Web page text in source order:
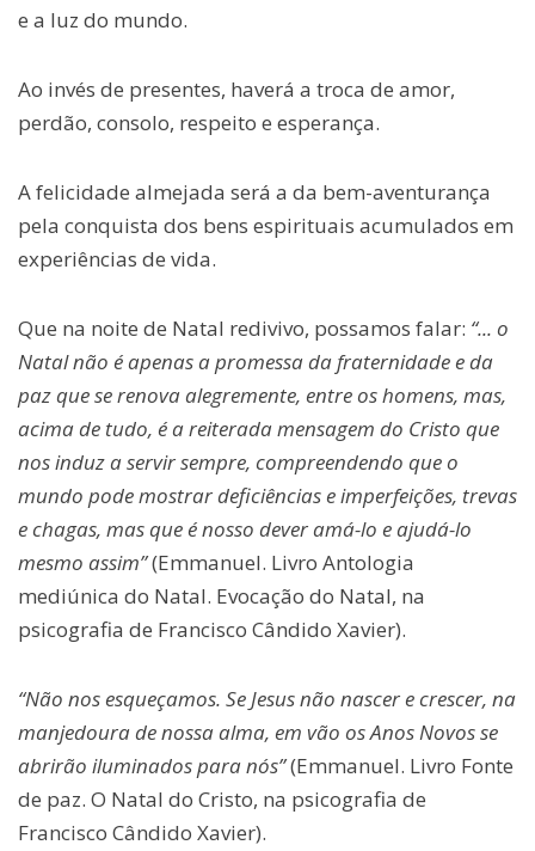
e a luz do mundo.
Ao invés de presentes, haverá a troca de amor,
perdão, consolo, respeito e esperança.
A felicidade almejada será a da bem-aventurança
pela conquista dos bens espirituais acumulados em
experiências de vida.
Que na noite de Natal redivivo, possamos falar: “... o
Natal não é apenas a promessa da fraternidade e da
paz que se renova alegremente, entre os homens, mas,
acima de tudo, é a reiterada mensagem do Cristo que
nos induz a servir sempre, compreendendo que o
mundo pode mostrar deficiências e imperfeições, trevas
e chagas, mas que é nosso dever amá-lo e ajudá-lo
mesmo assim”(Emmanuel. Livro Antologia
mediúnica do Natal. Evocação do Natal, na
psicografia de Francisco Cândido Xavier).
“Não nos esqueçamos. Se Jesus não nascer e crescer, na
manjedoura de nossa alma, em vão os Anos Novos se
abrirão iluminados para nós”(Emmanuel. Livro Fonte
de paz. O Natal do Cristo, na psicografia de
Francisco Cândido Xavier).